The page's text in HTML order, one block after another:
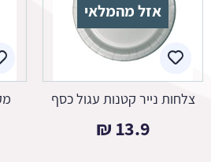
אזל מהמלאי
צלחות נייר קטנות עגול כסף
13.9
₪